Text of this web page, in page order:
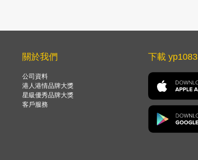
關於我們
公司資料
港人港情品牌大獎
星級優秀品牌大獎
客戶服務
下載 yp1083